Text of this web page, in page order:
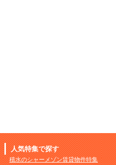
人気特集で探す
積水のシャーメゾン賃貸物件特集